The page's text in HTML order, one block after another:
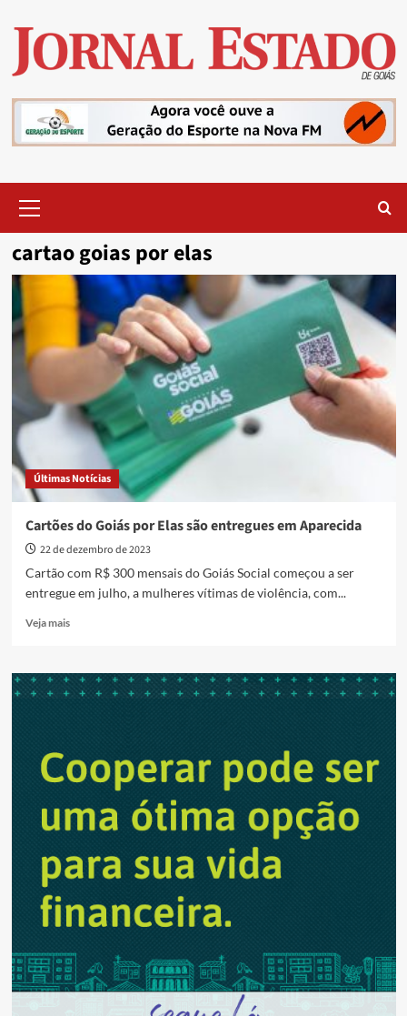
content
Menu
cartao goias por elas
Últimas Notícias
Cartões do Goiás por Elas são entregues em Aparecida
22 de dezembro de 2023
Cartão com R$ 300 mensais do Goiás Social começou a ser
entregue em julho, a mulheres vítimas de violência, com...
Veja maisRead
Cartões
do
são
entregues
Aparecida